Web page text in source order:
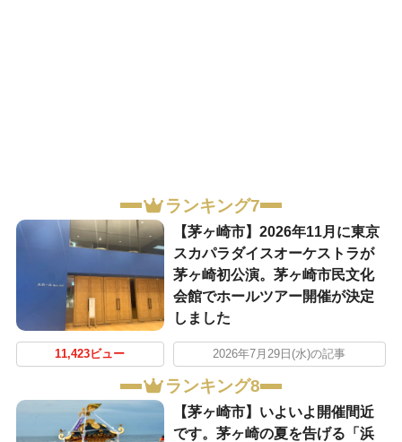
ランキング7
【茅ヶ崎市】2026年11月に東京
スカパラダイスオーケストラが
茅ヶ崎初公演。茅ヶ崎市民文化
会館でホールツアー開催が決定
しました
11,423ビュー 2026年7月29日(水)の記事
ランキング8
【茅ヶ崎市】いよいよ開催間近
です。茅ヶ崎の夏を告げる「浜